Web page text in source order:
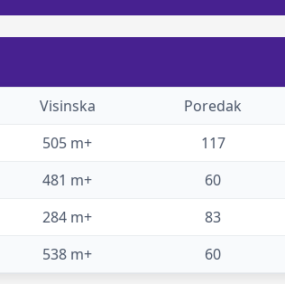
Visinska Poredak
505 m+ 117
481 m+ 60
284 m+ 83
538 m+ 60